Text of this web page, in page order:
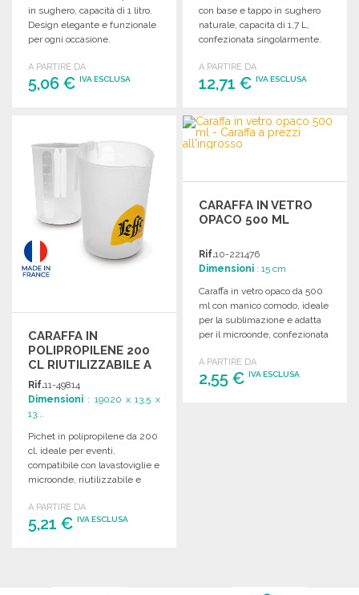
in sughero, capacità di 1 litro.
Design elegante e funzionale
per ogni occasione.
A PARTIRE DA
5,06 € IVA ESCLUSA
Richiedi un preventivo
con base e tappo in sughero
naturale, capacità di 1,7 L,
confezionata singolarmente.
A PARTIRE DA
12,71 €IVA ESCLUSA
ORDINARE
Richiedi un preventivo
CARAFFA IN
POLIPROPILENE 200
CL RIUTILIZZABILE A
PREZZI
ALL'INGROSSO
Rif.11-49814
Dimensioni : 19020 x 13.5 x
13...
Pichet in polipropilene da 200
cl, ideale per eventi,
compatibile con lavastoviglie e
microonde, riutilizzabile e
A PARTIRE DA
5,21 € IVA ESCLUSA
CARAFFA IN VETRO
OPACO 500 ML
Rif.10-221476
Dimensioni : 15 cm
Caraffa in vetro opaco da 500
ml con manico comodo, ideale
per la sublimazione e adatta
per il microonde, confezionata
A PARTIRE DA
2,55 €IVA ESCLUSA